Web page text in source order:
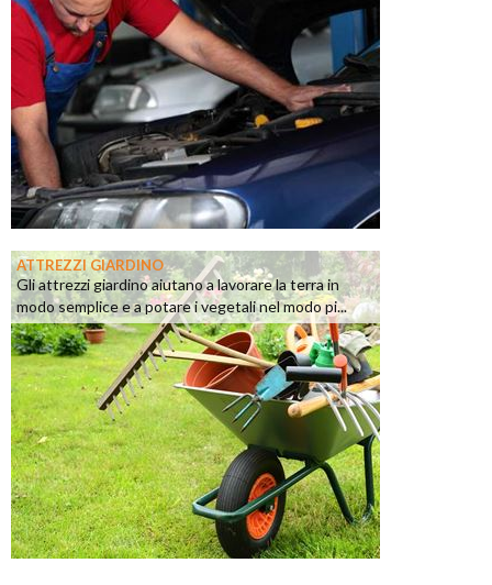
ATTREZZI GIARDINO
Gli attrezzi giardino aiutano a lavorare la terra in
modo semplice e a potare i vegetali nel modo pi...